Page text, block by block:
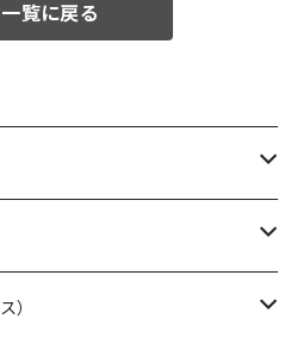
覧に戻る
）